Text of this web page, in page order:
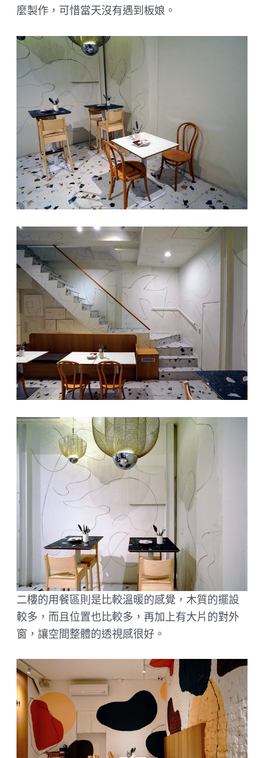
麼製作，可惜當天沒有遇到板娘。
二樓的用餐區則是比較溫暖的感覺，木質的擺設
較多，而且位置也比較多，再加上有大片的對外
窗，讓空間整體的透視感很好。